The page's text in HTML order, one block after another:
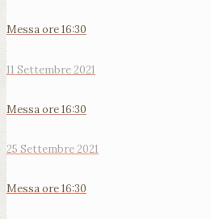
Messa ore 16:30
11 Settembre 2021
Messa ore 16:30
25 Settembre 2021
Messa ore 16:30